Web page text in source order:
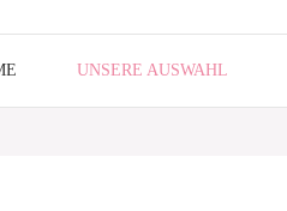
UNSERE AUSWAHL